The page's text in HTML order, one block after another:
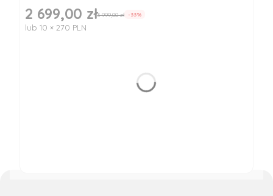
Cena promocyjna
2 699,00 zł3 999,00 zł -33%
lub 10 × 270 PLN